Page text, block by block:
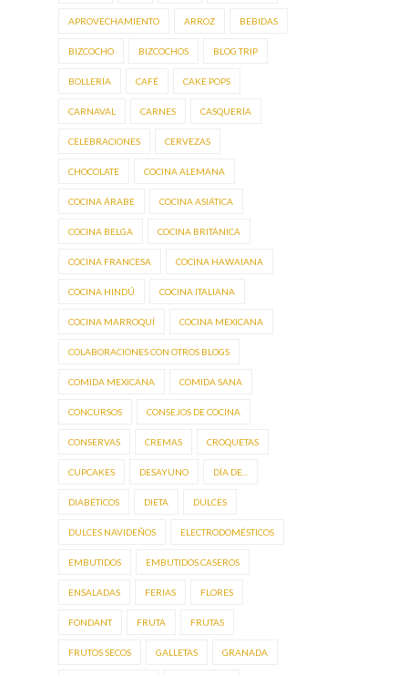
APROVECHAMIENTO ARROZ BEBIDAS
BIZCOCHO BIZCOCHOS BLOG TRIP
BOLLERÍA CAFÉ CAKE POPS
CARNAVAL CARNES CASQUERÍA
CELEBRACIONES CERVEZAS
CHOCOLATE COCINA ALEMANA
COCINA ÁRABE COCINA ASIÁTICA
COCINA BELGA COCINA BRITÁNICA
COCINA FRANCESA COCINA HAWAIANA
COCINA HINDÚ COCINA ITALIANA
COCINA MARROQUÍ COCINA MEXICANA
COLABORACIONES CON OTROS BLOGS
COMIDA MEXICANA COMIDA SANA
CONCURSOS CONSEJOS DE COCINA
CONSERVAS CREMAS CROQUETAS
CUPCAKES DESAYUNO DÍA DE...
DIABÉTICOS DIETA DULCES
DULCES NAVIDEÑOS ELECTRODOMÉSTICOS
EMBUTIDOS EMBUTIDOS CASEROS
ENSALADAS FERIAS FLORES
FONDANT FRUTA FRUTAS
FRUTOS SECOS GALLETAS GRANADA